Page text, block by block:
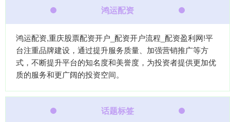
鸿运配资
鸿运配资,重庆股票配资开户_配资开户流程_配资盈利网!平
台注重品牌建设，通过提升服务质量、加强营销推广等方
式，不断提升平台的知名度和美誉度，为投资者提供更加优
质的服务和更广阔的投资空间。
话题标签